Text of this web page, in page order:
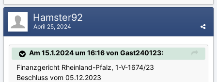
Hamster92
April 25, 2024
Am 15.1.2024 um 16:16 von Gast240123:
Finanzgericht Rheinland-Pfalz, 1-V-1674/23
Beschluss vom 05.12.2023